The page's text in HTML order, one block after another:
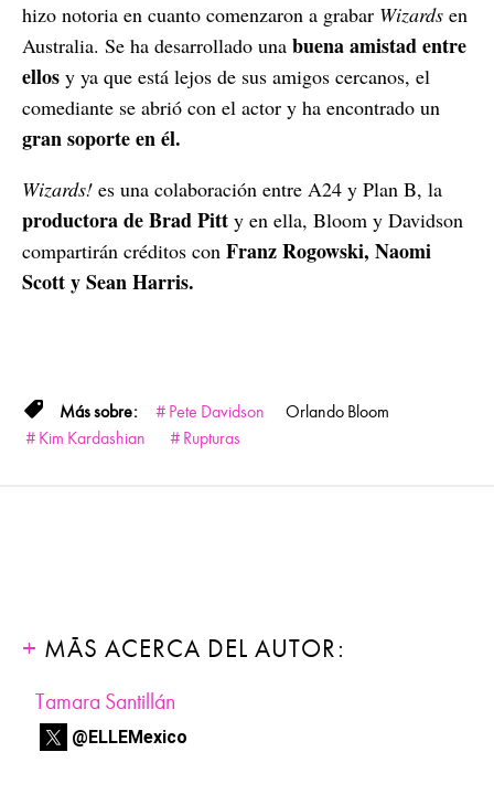
hizo notoria en cuanto comenzaron a grabar Wizards en
Australia. Se ha desarrollado una buena amistad entre
ellos y ya que está lejos de sus amigos cercanos, el
comediante se abrió con el actor y ha encontrado un
gran soporte en él.
Wizards! es una colaboración entre A24 y Plan B, la
productora de Brad Pitt y en ella, Bloom y Davidson
compartirán créditos con Franz Rogowski, Naomi
Scott y Sean Harris.
Pete Davidson
Orlando Bloom
Kim Kardashian
Rupturas
MÁS ACERCA DEL AUTOR:
Tamara Santillán
@ELLEMexico